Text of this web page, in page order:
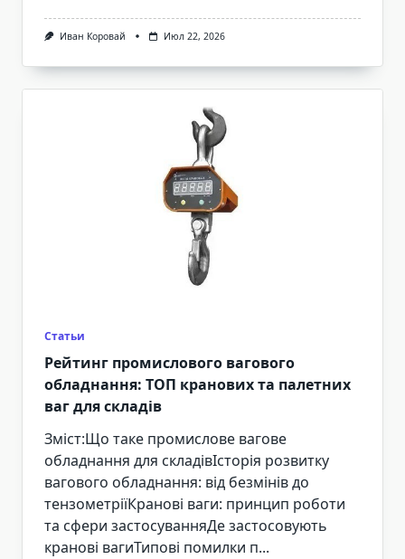
Иван Коровай Июл 22, 2026
Статьи
Рейтинг промислового вагового
обладнання: ТОП кранових та палетних
ваг для складів
Зміст:Що таке промислове вагове
обладнання для складівІсторія розвитку
вагового обладнання: від безмінів до
тензометріїКранові ваги: принцип роботи
та сфери застосуванняДе застосовують
кранові вагиТипові помилки п...